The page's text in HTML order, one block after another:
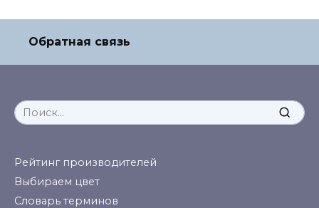
Обратная связь
Search
for:
Рейтинг производителей
Выбираем цвет
Словарь терминов